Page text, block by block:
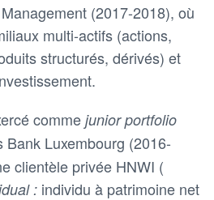
(2017-2018), où
multi-actifs (actions,
structurés, dérivés) et
comme junior portfolio
Bank Luxembourg (2016-
clientèle privée HNWI (
: individu à patrimoine net